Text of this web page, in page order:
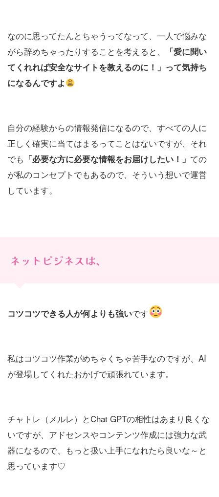
なのに思ってたんとちゃうってなって、一人で悩みな
がら辞めちゃったりすることを考えると、
「愛に聞い
てくれれば安全なサイトを教えるのに！」って気持ち
になるんですよ
自分の経験からの情報発信になるので、すべての人に
正しく確実に当てはまるってことはないですが、それ
でも 「必要な方に必要な情報をお届けしたい！」 ての
が私のコンセプトでもあるので、そういう想いで運営
しています。
ネットビジネスは、
コツコツできる人が何よりも強いです
私はコツコツ作業がめちゃくちゃ苦手なのですが、AI
が登場してくれたおかげで頑張れています。
チャトレ（メルレ）とChat GPTの相性はあまり良くな
いですが、アドセンスやコンテンツ作成には強力な武
器になるので、もっと扱い上手になれたら良いな～と
思っています♡